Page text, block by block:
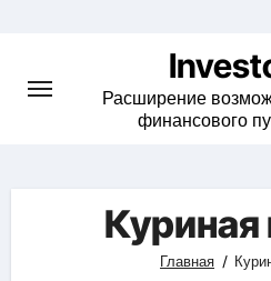
content
Расширение
финансового
Куриная
Главная